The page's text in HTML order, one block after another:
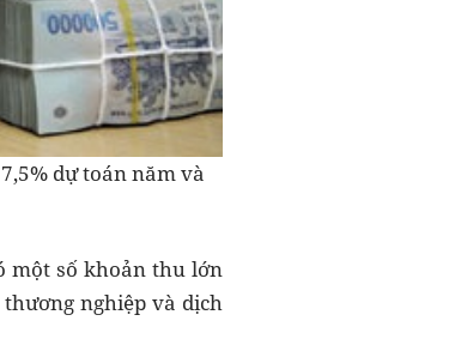
dự toán năm và
một số khoản thu lớn
nghiệp và dịch